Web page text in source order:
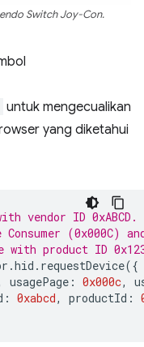
Switch Joy-Con.
untuk mengecualikan
yang diketahui
vendor ID
(0x000C) and
with product ID
.hid . requestDevice({
usagePage : 0x000c,
: 0xabcd, productId :